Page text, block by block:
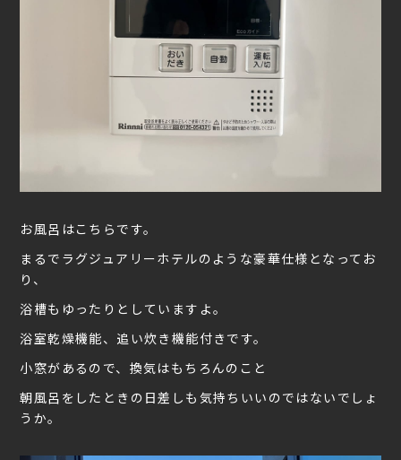
お風呂はこちらです。
まるでラグジュアリーホテルのような豪華仕様となってお
り、
浴槽もゆったりとしていますよ。
浴室乾燥機能、追い炊き機能付きです。
小窓があるので、換気はもちろんのこと
朝風呂をしたときの日差しも気持ちいいのではないでしょ
うか。